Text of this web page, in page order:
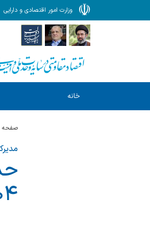
وزارت امور اقتصادی و دارایی
خانه
صفحه